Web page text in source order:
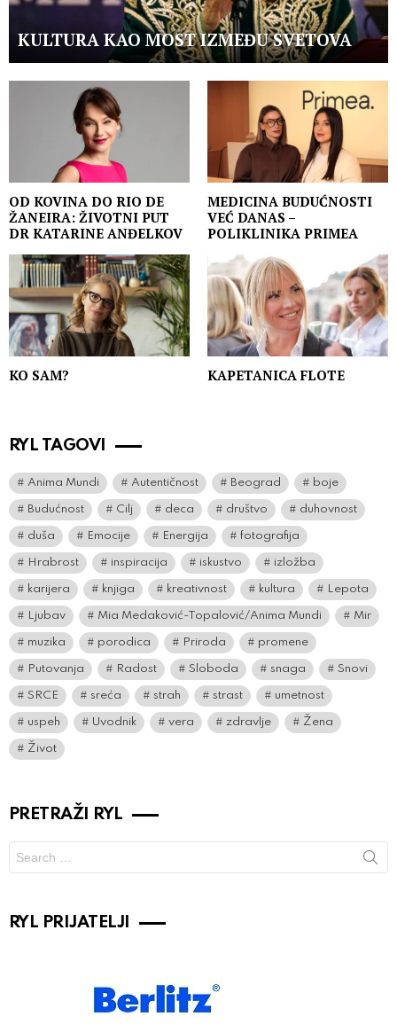
KULTURA KAO MOST IZMEĐU SVETOVA
OD KOVINA DO RIO DE
ŽANEIRA: ŽIVOTNI PUT
DR KATARINE ANĐELKOV
MEDICINA BUDUĆNOSTI
VEĆ DANAS –
POLIKLINIKA PRIMEA
KO SAM? KAPETANICA FLOTE
RYL TAGOVI
Anima Mundi Autentičnost Beograd boje
Budućnost Cilj deca društvo duhovnost
duša Emocije Energija fotografija
Hrabrost inspiracija iskustvo izložba
karijera knjiga kreativnost kultura Lepota
Ljubav Mia Medaković-Topalović/Anima Mundi Mir
muzika porodica Priroda promene
Putovanja Radost Sloboda snaga Snovi
SRCE sreća strah strast umetnost
uspeh Uvodnik vera zdravlje Žena
Život
PRETRAŽI RYL
for:
RYL PRIJATELJI